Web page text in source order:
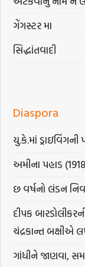
ગેંગસ્ટર મા
સિદ્ધાંતવાદી
Diaspora
યુ.કે.માં ડ્રાઇવિંગની
અમીના પહાડ
છ વર્ષનો લંડન
દીપક
ચંદ્રકાન્ત બક્ષીએ
ગાંધીને જાણવા,